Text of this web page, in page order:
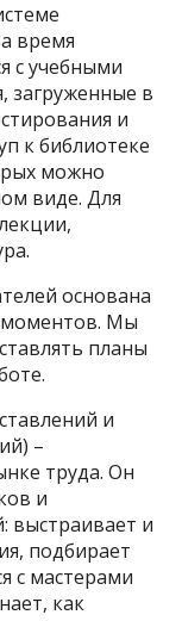
время
с учебными
загруженные в
и
к библиотеке
можно
виде. Для
основана
моментов. Мы
планы
и
–
труда. Он
и
выстраивает и
подбирает
с мастерами
как